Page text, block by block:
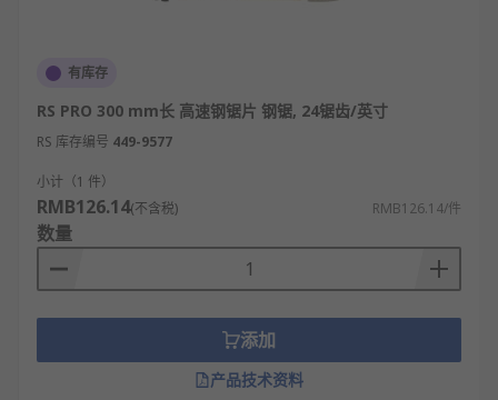
RS 欧时为您提供各类别的手锯，以适用多种应用场
合，具体类型如下：
木工手锯
钢锯
小钢锯
弓锯等
根据尺寸和TPI测量值（每英寸的齿数），手锯可用
于各种应用行业，包括建筑、园艺、农业、
有库存
RS PRO 300 mm长 高速钢锯片 钢锯, 24锯齿/英寸
RS 库存编号 449-9577
小计（1 件）
RMB126.14(不含税) RMB126.14/件
数量
添加
产品技术资料